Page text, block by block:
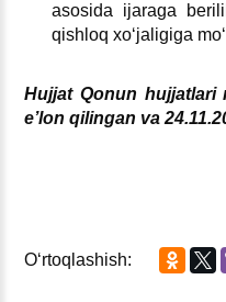
asosida ijaraga
qishloq хoʻjaligiga
HujjatQonun hujjatlari
e’lon qilingan va 24
Oʻrtoqlashish: